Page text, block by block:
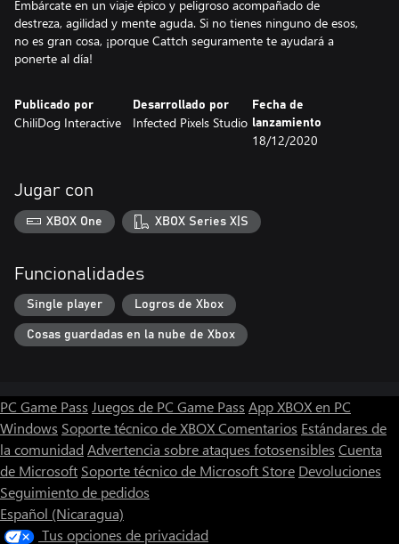
Embárcate en un viaje épico y peligroso acompañado de
destreza, agilidad y mente aguda. Si no tienes ninguno de esos,
no es gran cosa, ¡porque Cattch seguramente te ayudará a
ponerte al día!
Publicado por
ChiliDog Interactive
Desarrollado por
Infected Pixels Studio
Fecha de
lanzamiento
18/12/2020
Jugar con
XBOX One XBOX Series X|S
Funcionalidades
Single player Logros de Xbox
Cosas guardadas en la nube de Xbox
PC Game Pass Juegos de PC Game Pass App XBOX en PC
Windows Soporte técnico de XBOXComentarios Estándares de
la comunidad Advertencia sobre ataques fotosensibles Cuenta
de Microsoft Soporte técnico de Microsoft Store Devoluciones
Seguimiento de pedidos
Español (Nicaragua)
Tus opciones de privacidad